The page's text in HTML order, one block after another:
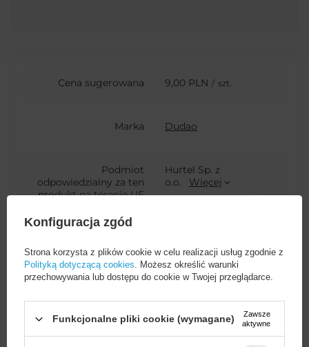
Cena sugerowana 9,00 PLN / szt.
Marka Dudao
Podmiot
odpowiedzialny za ten
produkt na terenie UE
Hurtel Sp. z
o.o.
Więcej
Gwarancja Akcesoria GSM
Kolor Biały
Konfiguracja zgód
Strona korzysta z plików cookie w celu realizacji usług zgodnie z
Polityką dotyczącą cookies . Możesz określić warunki
przechowywania lub dostępu do cookie w Twojej przeglądarce.
Funkcjonalne pliki cookie (wymagane)
Zawsze
aktywne